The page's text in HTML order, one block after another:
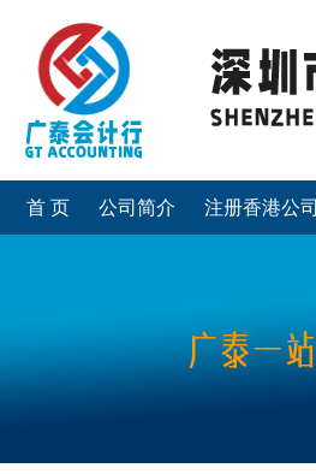
首 页 公司简介 注册香港公司